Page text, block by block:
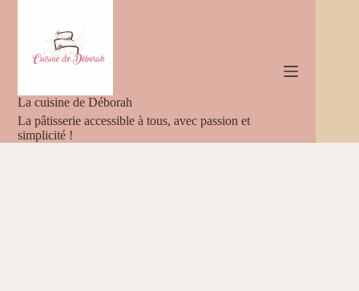
La cuisine de Déborah
La pâtisserie accessible à tous, avec passion et
simplicité !